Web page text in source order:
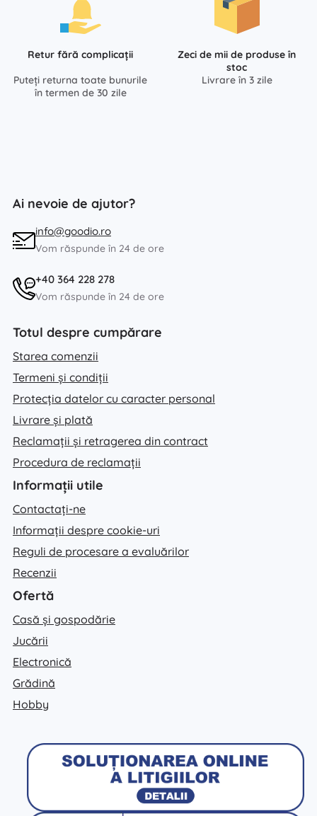
Retur fără complicații
Puteți returna toate bunurile
în termen de 30 zile
Zeci de mii de produse în
stoc
Livrare în 3 zile
Ai nevoie de ajutor?
info@goodio.ro
Vom răspunde în 24 de ore
+40 364 228 278
Vom răspunde în 24 de ore
Totul despre cumpărare
Starea comenzii
Termeni și condiții
Protecția datelor cu caracter personal
Livrare și plată
Reclamații și retragerea din contract
Procedura de reclamații
Informații utile
Contactați-ne
Informații despre cookie-uri
Reguli de procesare a evaluărilor
Recenzii
Ofertă
Casă și gospodărie
Jucării
Electronică
Grădină
Hobby